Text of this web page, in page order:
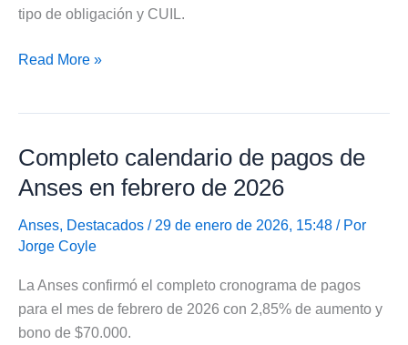
tipo de obligación y CUIL.
ARCA
de
vencimientos
para
febrero
de
Read More »
Completo calendario de pagos de
Anses en febrero de 2026
Anses, Destacados / 29 de enero de 2026, 15:48 / Por
Jorge Coyle
La Anses confirmó el completo cronograma de pagos
para el mes de febrero de 2026 con 2,85% de aumento y
bono de $70.000.